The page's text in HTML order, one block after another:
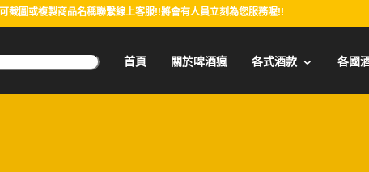
截圖或複製商品名稱聯繫線上客服!!將會有人員立刻為您服務喔!!
搜
尋：
首頁 關於啤酒瘋 各式酒款 各國